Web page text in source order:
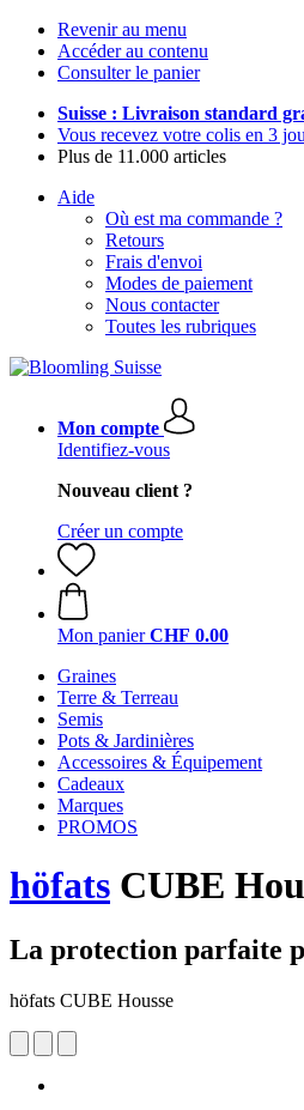
Revenir au menu
Accéder au contenu
Consulter le panier
Suisse : Livraison standard
Vous recevez votre colis en 3
Plus de 11.000 articles
Aide
Où est ma commande ?
Retours
Frais d'envoi
Modes de paiement
Nous contacter
Toutes les rubriques
Mon compte
Identifiez-vous
Nouveau client ?
Créer un compte
Mon panier CHF 0.00
Graines
Terre & Terreau
Semis
Pots & Jardinières
Accessoires & Équipement
Cadeaux
Marques
PROMOS
höfats CUBE
La protection parfaite
höfats CUBE Housse